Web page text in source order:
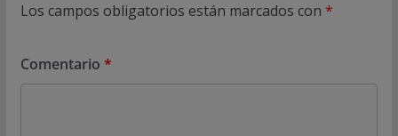
Los campos obligatorios están marcados con *
Comentario *